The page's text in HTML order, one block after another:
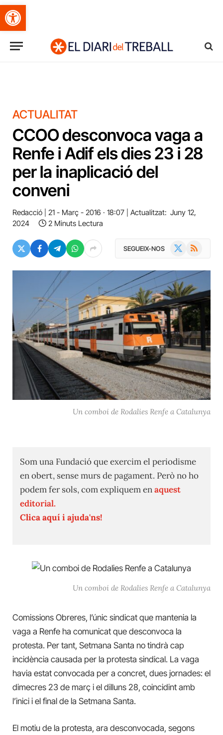
Obre la barra d'eines
ACTUALITAT
CCOO desconvoca vaga a
Renfe i Adif els dies 23 i 28
per la inaplicació del
conveni
Redacció 21 - Març - 2016 · 18:07 Actualitzat: Juny 12,
2024
2 Minuts Lectura
SEGUEIX-NOS RSS
Un comboi de Rodalies Renfe a Catalunya
Som una Fundació que exercim el periodisme
en obert, sense murs de pagament. Però no ho
podem fer sols, com expliquem enaquest
editorial.
Clica aquí i ajuda'ns!
Un comboi de Rodalies Renfe a Catalunya
Comissions Obreres, l’únic sindicat que mantenia la
vaga a Renfe ha comunicat que desconvoca la
protesta. Per tant, Setmana Santa no tindrà cap
incidència causada per la protesta sindical. La vaga
havia estat convocada per a concret, dues jornades: el
dimecres 23 de març i el dilluns 28, coincidint amb
l’inici i el final de la Setmana Santa.
El motiu de la protesta, ara desconvocada, segons